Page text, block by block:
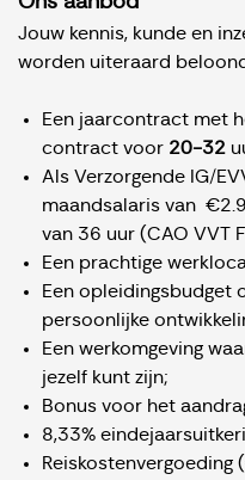
Jouw kennis, kunde en
worden uiteraard
Een jaarcontract met
contract voor 20-32
Als Verzorgende IG/
maandsalaris van
van 36 uur (CAO VVT
Een prachtige
Een opleidingsbudget
persoonlijke
Een werkomgeving
jezelf kunt zijn;
Bonus voor het
8,33%